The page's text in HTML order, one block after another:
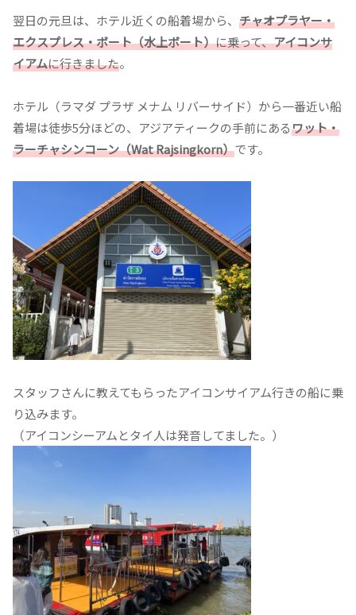
翌日の元旦は、ホテル近くの船着場から、 チャオプラヤー・
エクスプレス・ボート（水上ボート）に乗って、アイコンサ
イアムに行きました。
ホテル（ラマダ プラザ メナム リバーサイド）から一番近い船
着場は徒歩5分ほどの、アジアティークの手前にあるワット・
ラーチャシンコーン（Wat Rajsingkorn）です。
スタッフさんに教えてもらったアイコンサイアム行きの船に乗
り込みます。
（アイコンシーアムとタイ人は発音してました。）